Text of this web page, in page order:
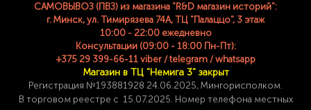
САМОВЫВОЗ (ПВЗ) из магазина "R&D магазин историй":
г. Минск, ул. Тимирязева 74A, ТЦ "Палаццо", 3 этаж
10:00 - 22:00 ежедневно
Консультации (09:00 - 18:00 Пн-Пт):
+375 29 399-66-11 viber / telegram / whatsapp
Магазин в ТЦ "Немига 3" закрыт
Регистрация №193881928 24 .06.2025, Мингорисполком.
В торговом реестре с 15.07.2025. Номер телефона местных